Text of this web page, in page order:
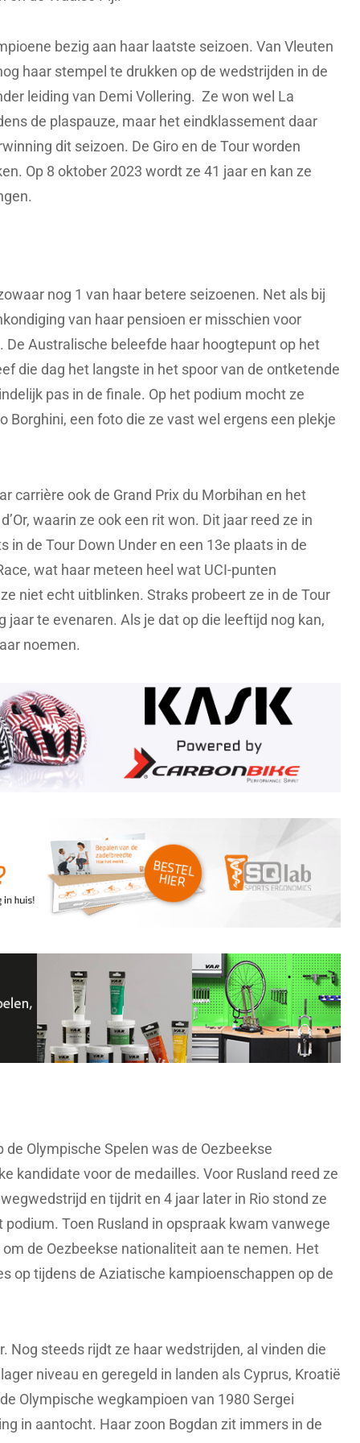
bezig aan haar laatste seizoen. Van Vleuten
haar stempel te drukken op de wedstrijden in de
leiding van Demi Vollering. Ze won wel La
de plaspauze, maar het eindklassement daar
dit seizoen. De Giro en de Tour worden
Op 8 oktober 2023 wordt ze 41 jaar en kan ze
nog 1 van haar betere seizoenen. Net als bij
van haar pensioen er misschien voor
Australische beleefde haar hoogtepunt op het
die dag het langste in het spoor van de ontketende
pas in de finale. Op het podium mocht ze
Borghini, een foto die ze vast wel ergens een plekje
carrière ook de Grand Prix du Morbihan en het
waarin ze ook een rit won. Dit jaar reed ze in
in de Tour Down Under en een 13e plaats in de
wat haar meteen heel wat UCI-punten
niet echt uitblinken. Straks probeert ze in de Tour
jaar te evenaren. Als je dat op die leeftijd nog kan,
noemen.
de Olympische Spelen was de Oezbeekse
kandidate voor de medailles. Voor Rusland reed ze
en tijdrit en 4 jaar later in Rio stond ze
Toen Rusland in opspraak kwam vanwege
de Oezbeekse nationaliteit aan te nemen. Het
op tijdens de Aziatische kampioenschappen op de
Nog steeds rijdt ze haar wedstrijden, al vinden die
niveau en geregeld in landen als Cyprus, Kroatië
Olympische wegkampioen van 1980 Sergei
in aantocht. Haar zoon Bogdan zit immers in de